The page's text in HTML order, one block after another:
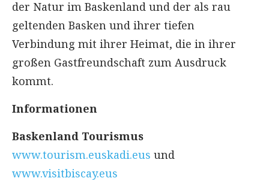
der Natur im Baskenland und der als rau
geltenden Basken und ihrer tiefen
Verbindung mit ihrer Heimat, die in ihrer
großen Gastfreundschaft zum Ausdruck
kommt.
Informationen
Baskenland Tourismus
www.tourism.euskadi.eus und
www.visitbiscay.eus